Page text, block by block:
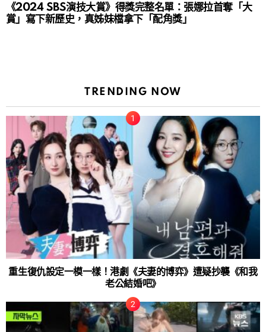
《2024 SBS演技大賞》得獎完整名單：張娜拉首奪「大
賞」寫下新歷史，真姊妹檔拿下「配角獎」
TRENDING NOW
重生復仇設定一模一樣！港劇《夫妻的博弈》遭疑抄襲《和我
老公結婚吧》